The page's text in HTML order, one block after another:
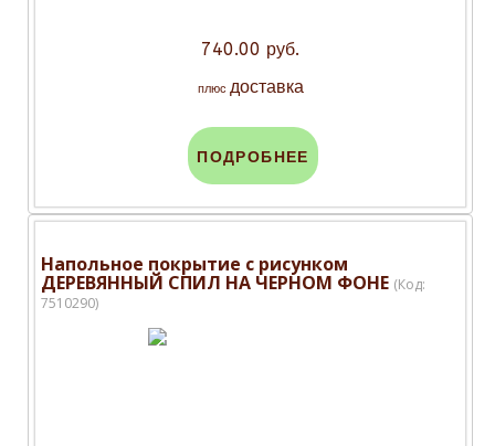
740.00 руб.
плюс доставка
ПОДРОБНЕЕ
Напольное покрытие с рисунком
ДЕРЕВЯННЫЙ СПИЛ НА ЧЕРНОМ ФОНЕ (Код:
7510290)